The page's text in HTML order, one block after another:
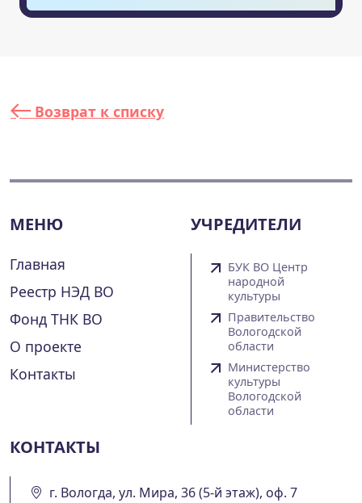
Возврат к списку
МЕНЮ
Главная
Реестр НЭД ВО
Фонд ТНК ВО
О проекте
Контакты
УЧРЕДИТЕЛИ
БУК ВО Центр
народной
культуры
Правительство
Вологодской
области
Министерство
культуры
Вологодской
области
КОНТАКТЫ
г. Вологда, ул. Мира, 36 (5-й этаж), оф. 7